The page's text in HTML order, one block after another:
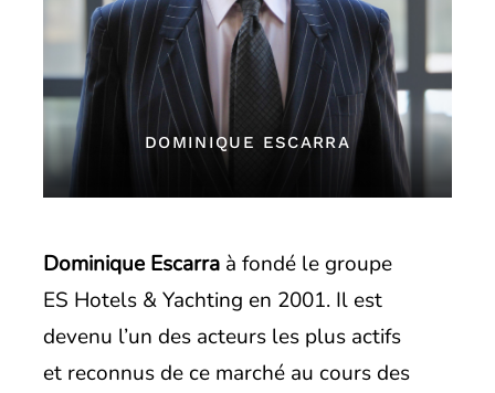
DOMINIQUE ESCARRA
Dominique Escarraà fondé le groupe
ES Hotels & Yachting en 2001. Il est
devenu l’un des acteurs les plus actifs
et reconnus de ce marché au cours des